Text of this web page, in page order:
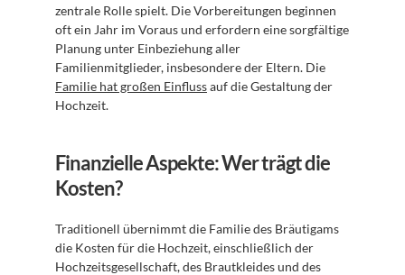
zentrale Rolle spielt. Die Vorbereitungen beginnen
oft ein Jahr im Voraus und erfordern eine sorgfältige
Planung unter Einbeziehung aller
Familie hat großen Einfluss auf die Gestaltung der
Hochzeit.
Finanzielle Aspekte: Wer trägt die
Kosten?
Traditionell übernimmt die Familie des Bräutigams
die Kosten für die Hochzeit, einschließlich der
Hochzeitsgesellschaft, des Brautkleides und des